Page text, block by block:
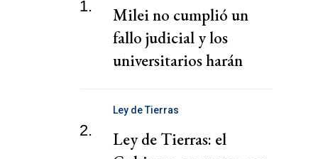
1.
Milei no cumplió un
fallo judicial y los
universitarios harán
2.
Ley de Tierras
Ley de Tierras: el